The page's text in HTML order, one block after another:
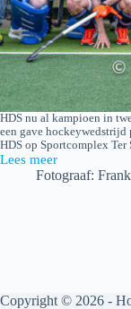
HDS nu al kampioen in
een gave hockeywedstrijd
HDS op Sportcomplex
Lees meer
HISALIS
Fotograaf:
Copyright © 2026 -